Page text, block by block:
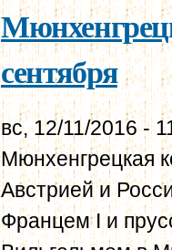
сентября
вс, 12/11/2016 -
Мюнхенгрецкая
Австрией и
Францем I и